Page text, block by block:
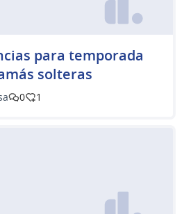
para temporada
solteras
0 1